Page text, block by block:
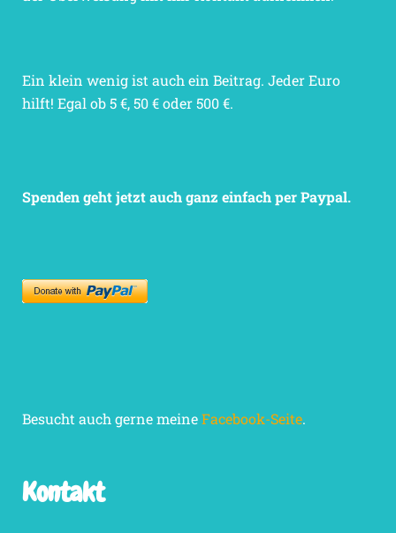
Ein klein wenig ist auch ein Beitrag. Jeder Euro
hilft! Egal ob 5 €, 50 € oder 500 €.
Spenden geht jetzt auch ganz einfach per Paypal.
Besucht auch gerne meineFacebook-Seite.
Kontakt